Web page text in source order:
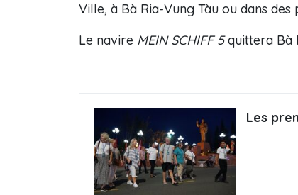
Ville, à Bà Ria-Vung Tàu ou dans
Le navire MEIN SCHIFF 5quittera Bà
Les